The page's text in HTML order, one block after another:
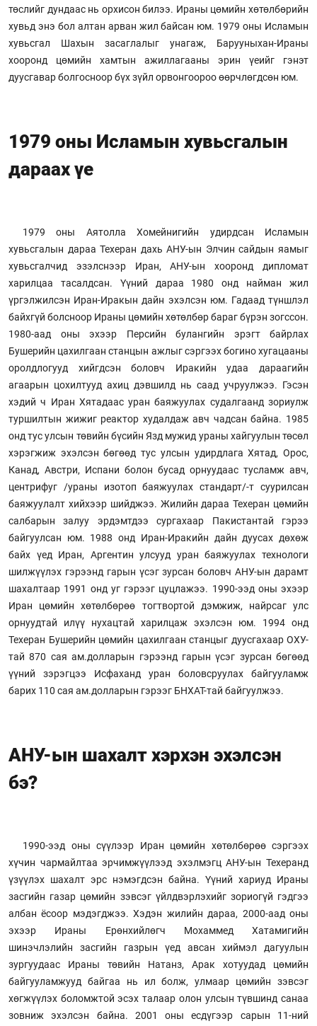
төслийг дундаас нь орхисон билээ. Ираны цөмийн хөтөлбөрийн
хувьд энэ бол алтан арван жил байсан юм. 1979 оны Исламын
хувьсгал Шахын засаглалыг унагаж, Барууныхан-Ираны
хооронд цөмийн хамтын ажиллагааны эрин үеийг гэнэт
дуусгавар болгосноор бүх зүйл орвонгоороо өөрчлөгдсөн юм.
1979 оны Исламын хувьсгалын
дараах үе
1979 оны Аятолла Хомейнигийн удирдсан Исламын
хувьсгалын дараа Техеран дахь АНУ-ын Элчин сайдын яамыг
хувьсгалчид эзэлснээр Иран, АНУ-ын хооронд дипломат
харилцаа тасалдсан. Үүний дараа 1980 онд найман жил
үргэлжилсэн Иран-Иракын дайн эхэлсэн юм. Гадаад түншлэл
байхгүй болсноор Ираны цөмийн хөтөлбөр бараг бүрэн зогссон.
1980-аад оны эхээр Персийн булангийн эрэгт байрлах
Бушерийн цахилгаан станцын ажлыг сэргээх богино хугацааны
оролдлогууд хийгдсэн боловч Иракийн удаа дараагийн
агаарын цохилтууд ахиц дэвшилд нь саад учруулжээ. Гэсэн
хэдий ч Иран Хятадаас уран баяжуулах судалгаанд зориулж
туршилтын жижиг реактор худалдаж авч чадсан байна. 1985
онд тус улсын төвийн бүсийн Язд мужид ураны хайгуулын төсөл
хэрэгжиж эхэлсэн бөгөөд тус улсын удирдлага Хятад, Орос,
Канад, Австри, Испани болон бусад орнуудаас тусламж авч,
центрифуг /ураны изотоп баяжуулах стандарт/-т суурилсан
баяжуулалт хийхээр шийджээ. Жилийн дараа Техеран цөмийн
салбарын залуу эрдэмтдээ сургахаар Пакистантай гэрээ
байгуулсан юм. 1988 онд Иран-Иракийн дайн дуусах дөхөж
байх үед Иран, Аргентин улсууд уран баяжуулах технологи
шилжүүлэх гэрээнд гарын үсэг зурсан боловч АНУ-ын дарамт
шахалтаар 1991 онд уг гэрээг цуцлажээ. 1990-ээд оны эхээр
Иран цөмийн хөтөлбөрөө тогтвортой дэмжиж, найрсаг улс
орнуудтай илүү нухацтай харилцаж эхэлсэн юм. 1994 онд
Техеран Бушерийн цөмийн цахилгаан станцыг дуусгахаар ОХУ-
тай 870 сая ам.долларын гэрээнд гарын үсэг зурсан бөгөөд
үүний зэрэгцээ Исфаханд уран боловсруулах байгууламж
барих 110 сая ам.долларын гэрээг БНХАТ-тай байгуулжээ.
АНУ-ын шахалт хэрхэн эхэлсэн
бэ?
1990-ээд оны сүүлээр Иран цөмийн хөтөлбөрөө сэргээх
хүчин чармайлтаа эрчимжүүлээд эхэлмэгц АНУ-ын Техеранд
үзүүлэх шахалт эрс нэмэгдсэн байна. Үүний хариуд Ираны
засгийн газар цөмийн зэвсэг үйлдвэрлэхийг зориогүй гэдгээ
албан ёсоор мэдэгджээ. Хэдэн жилийн дараа, 2000-аад оны
эхээр Ираны Ерөнхийлөгч Мохаммед Хатамигийн
шинэчлэлийн засгийн газрын үед авсан хиймэл дагуулын
зургуудаас Ираны төвийн Натанз, Арак хотуудад цөмийн
байгууламжууд байгаа нь ил болж, улмаар цөмийн зэвсэг
хөгжүүлэх боломжтой эсэх талаар олон улсын түвшинд санаа
зовниж эхэлсэн байна. 2001 оны есдүгээр сарын 11-ний